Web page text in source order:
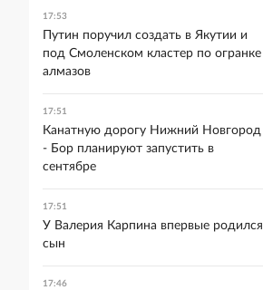
17:53
Путин поручил создать в Якутии и
под Смоленском кластер по огранке
алмазов
17:51
Канатную дорогу Нижний Новгород
- Бор планируют запустить в
сентябре
17:51
У Валерия Карпина впервые родился
сын
17:46